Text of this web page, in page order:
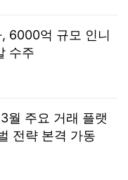
6000억 규모 인니
수주
월 주요 거래 플랫
전략 본격 가동